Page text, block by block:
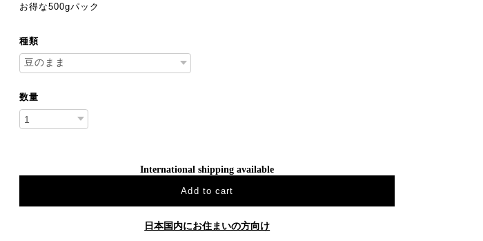
お得な500gパック
種類
数量
International shipping available
Add to cart
日本国内にお住まいの方向け